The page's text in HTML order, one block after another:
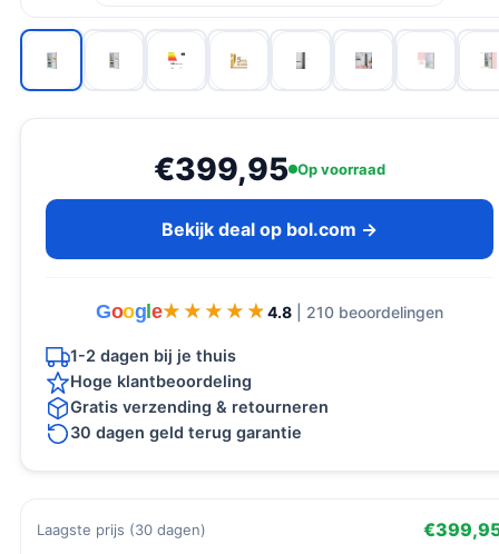
€399,95 Op voorraad
Bekijk deal op bol.com →
Goog e★★★★★
★★★★★ 4.8 | 210 beoordelingen
1-2 dagen bij je thuis
Hoge klantbeoordeling
Gratis verzending & retourneren
30 dagen geld terug garantie
Laagste prijs (30 dagen)